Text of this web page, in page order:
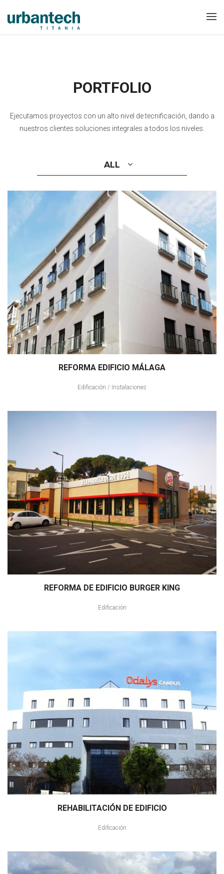
PORTFOLIO
Ejecutamos proyectos con un alto nivel de tecnificación, dando a
nuestros clientes soluciones integrales a todos los niveles.
ALL
REFORMA EDIFICIO MÁLAGA
Edificación / Instalaciones
REFORMA DE EDIFICIO BURGER KING
Edificación
REHABILITACIÓN DE EDIFICIO
Edificación